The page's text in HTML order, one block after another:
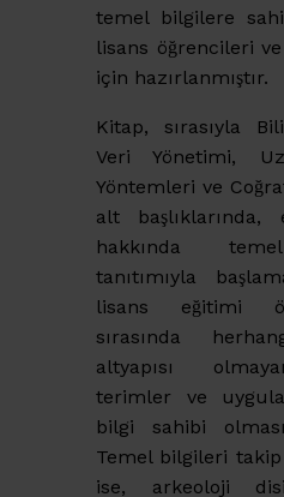
temel bilgilere
lisans öğrencileri
için hazırlanmıştır.
Kitap, sırasıyla
Veri Yönetimi,
Yöntemleri ve
alt başlıklarında,
hakkında
tanıtımıyla
lisans eğitimi
sırasında
altyapısı
terimler ve
bilgi sahibi
Temel bilgileri takip
ise, arkeoloji